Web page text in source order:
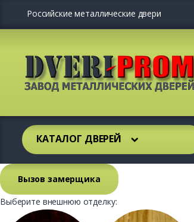
Российские металлические двери
КАТАЛОГ ДВЕРЕЙ
Вызов замерщика
Выберите внешнюю отделку: